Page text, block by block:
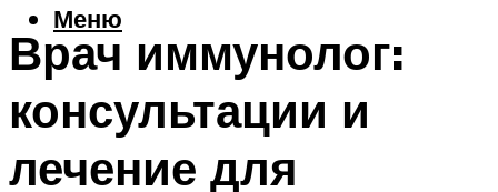
Меню
Врач иммунолог:
консультации и
лечение для